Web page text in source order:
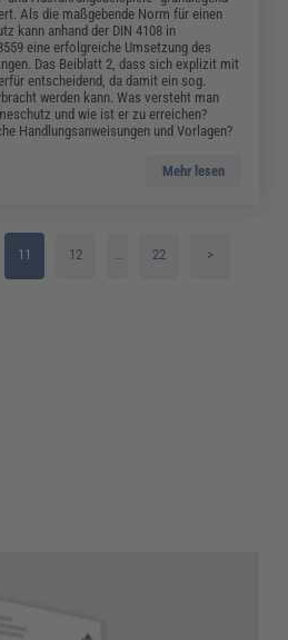
Als die maßgebende Norm für einen
kann anhand der DIN 4108 in
eine erfolgreiche Umsetzung des
Das Beiblatt 2, dass sich explizit mit
entscheidend, da damit ein sog.
werden kann. Was versteht man
und wie ist er zu erreichen?
Handlungsanweisungen und Vorlagen?
Mehr lesen
11 12 … 22 >